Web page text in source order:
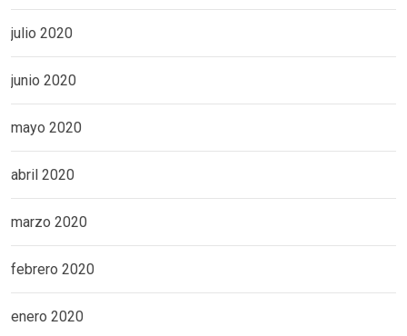
julio 2020
junio 2020
mayo 2020
abril 2020
marzo 2020
febrero 2020
enero 2020